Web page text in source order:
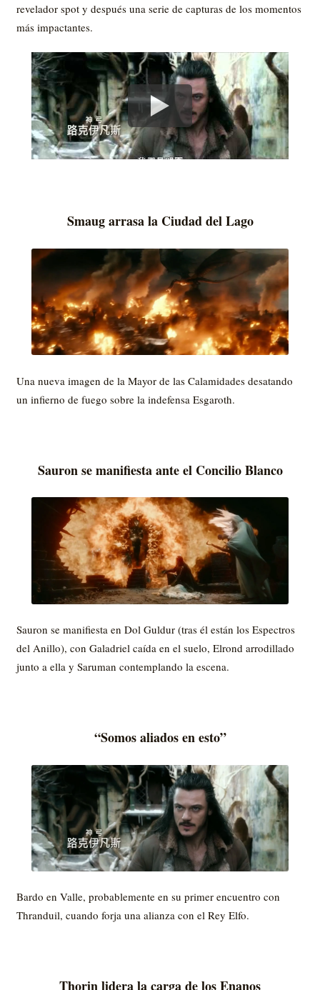
revelador spot y después una serie de capturas de los momentos
más impactantes.
Smaug arrasa la Ciudad del Lago
Una nueva imagen de la Mayor de las Calamidades desatando
un infierno de fuego sobre la indefensa Esgaroth.
Sauron se manifiesta ante el Concilio Blanco
Sauron se manifiesta en Dol Guldur (tras él están los Espectros
del Anillo), con Galadriel caída en el suelo, Elrond arrodillado
junto a ella y Saruman contemplando la escena.
“Somos aliados en esto”
Bardo en Valle, probablemente en su primer encuentro con
Thranduil, cuando forja una alianza con el Rey Elfo.
Thorin lidera la carga de los Enanos